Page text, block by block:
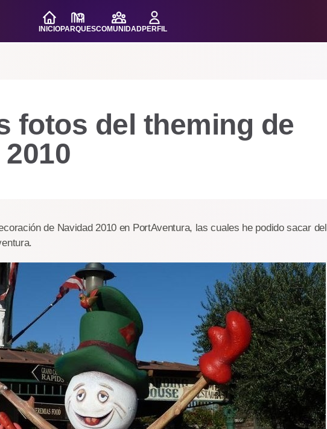
INICIOPARQUESCOMUNIDADPERFIL
fotos del theming de
de Navidad 2010 en PortAventura, las cuales he podido sacar del